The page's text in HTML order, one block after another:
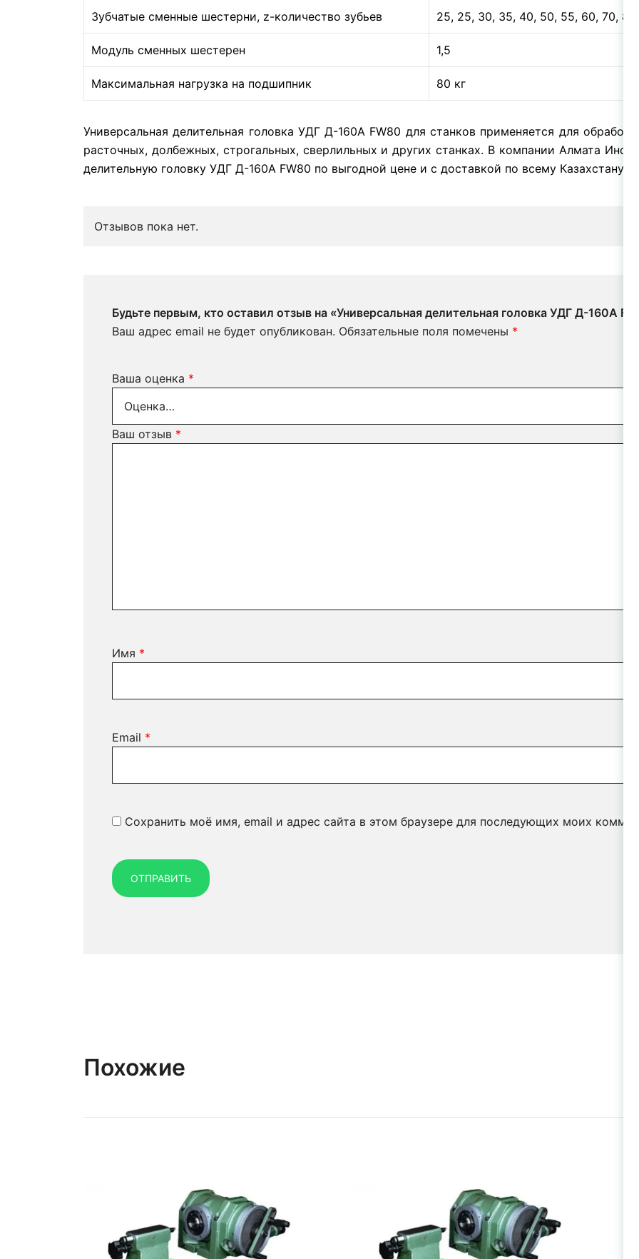
Зубчатые сменные шестерни, z-количество зубьев 25, 25, 30, 35, 40, 50, 55, 60, 70,
Модуль сменных шестерен 1,5
Максимальная нагрузка на подшипник 80 кг
Универсальная делительная головка УДГ Д-160А FW80 для станков применяется для
расточных, долбежных, строгальных, сверлильных и других станках. В компании Алмата
делительную головку УДГ Д-160А FW80 по выгодной цене и с доставкой по всему Казахстану.
Отзывов пока нет.
Будьте первым, кто оставил отзыв на «Универсальная делительная головка УДГ Д-160А
Ваш адрес email не будет опубликован. Обязательные поля помечены *
Ваша оценка *
Ваш отзыв *
Имя *
Email *
Сохранить моё имя, email и адрес сайта в этом браузере для последующих моих
Похожие